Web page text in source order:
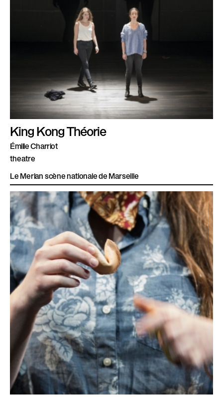
King Kong Théorie
Émilie Charriot
theatre
Le Merlan scène nationale de Marseille